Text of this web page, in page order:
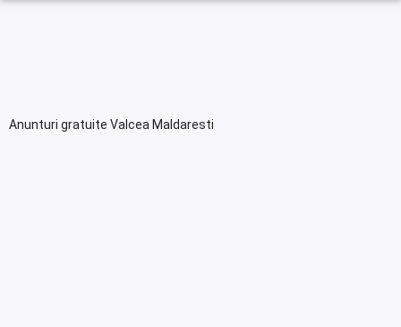
Anunturi gratuite Valcea Maldaresti